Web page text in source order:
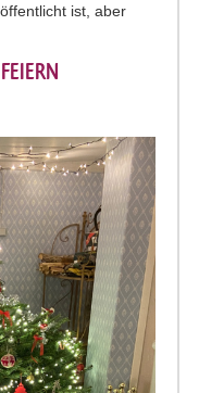
ist, aber